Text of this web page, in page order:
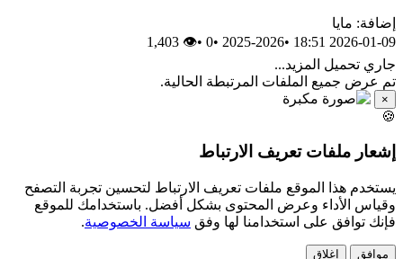
إضافة: مايا
2026-01-09 18:51
•
2025-2026
•
0
•
👁 1,403
جاري تحميل المزيد...
تم عرض جميع الملفات المرتبطة الحالية.
×
🍪
إشعار ملفات تعريف الارتباط
يستخدم هذا الموقع ملفات تعريف الارتباط لتحسين تجربة التصفح
وقياس الأداء وعرض المحتوى بشكل أفضل. باستخدامك للموقع
فإنك توافق على استخدامنا لها وفق سياسة الخصوصية.
موافق إغلاق